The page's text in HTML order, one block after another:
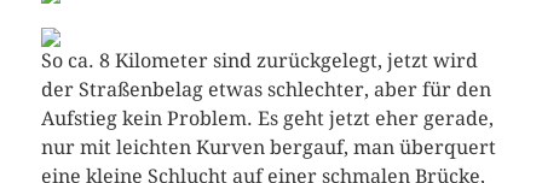
So ca. 8 Kilometer sind zurückgelegt, jetzt wird
der Straßenbelag etwas schlechter, aber für den
Aufstieg kein Problem. Es geht jetzt eher gerade,
nur mit leichten Kurven bergauf, man überquert
eine kleine Schlucht auf einer schmalen Brücke,